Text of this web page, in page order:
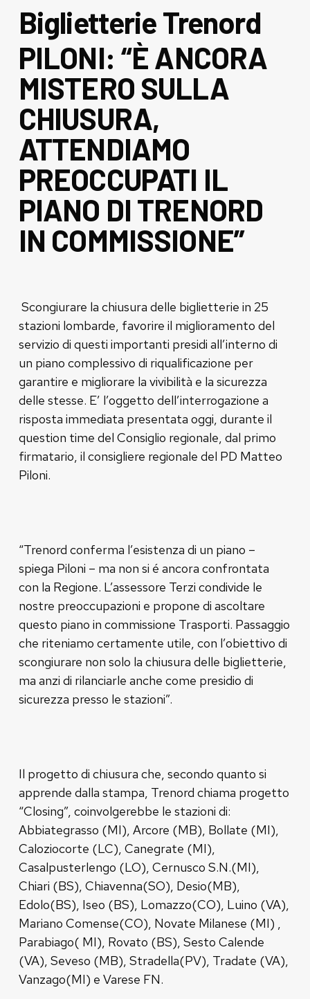
Biglietterie Trenord
PILONI: “È ANCORA
MISTERO SULLA
CHIUSURA,
ATTENDIAMO
PREOCCUPATI IL
PIANO DI TRENORD
IN COMMISSIONE”
Scongiurare la chiusura delle biglietterie in 25
stazioni lombarde, favorire il miglioramento del
servizio di questi importanti presidi all’interno di
un piano complessivo di riqualificazione per
garantire e migliorare la vivibilità e la sicurezza
delle stesse. E’ l’oggetto dell’interrogazione a
risposta immediata presentata oggi, durante il
question time del Consiglio regionale, dal primo
firmatario, il consigliere regionale del PD Matteo
Piloni.
“Trenord conferma l’esistenza di un piano –
spiega Piloni – ma non si é ancora confrontata
con la Regione. L’assessore Terzi condivide le
nostre preoccupazioni e propone di ascoltare
questo piano in commissione Trasporti. Passaggio
che riteniamo certamente utile, con l’obiettivo di
scongiurare non solo la chiusura delle biglietterie,
ma anzi di rilanciarle anche come presidio di
sicurezza presso le stazioni”.
Il progetto di chiusura che, secondo quanto si
apprende dalla stampa, Trenord chiama progetto
“Closing”, coinvolgerebbe le stazioni di:
Abbiategrasso (MI), Arcore (MB), Bollate (MI),
Caloziocorte (LC), Canegrate (MI),
Casalpusterlengo (LO), Cernusco S.N.(MI),
Chiari (BS), Chiavenna(SO), Desio(MB),
Edolo(BS), Iseo (BS), Lomazzo(CO), Luino (VA),
Mariano Comense(CO), Novate Milanese (MI) ,
Parabiago( MI), Rovato (BS), Sesto Calende
(VA), Seveso (MB), Stradella(PV), Tradate (VA),
Vanzago(MI) e Varese FN.